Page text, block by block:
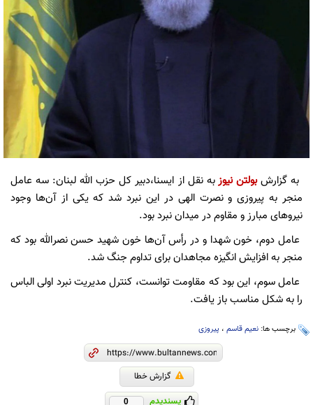
به گزارشبولتن نیوزبه نقل از ایسنا،دبیر کل حزب الله لبنان: سه عامل
منجر به پیروزی و نصرت الهی در این نبرد شد که یکی از آن‌ها وجود
نیروهای مبارز و مقاوم در میدان نبرد بود.
عامل دوم، خون شهدا و در رأس آن‌ها خون شهید حسن نصرالله بود که
منجر به افزایش انگیزه مجاهدان برای تداوم جنگ شد.
عامل سوم، این بود که مقاومت توانست، کنترل مدیریت نبرد اولی الباس
را به شکل مناسب باز یافت.
برچسب ها: نعیم قاسم ، پیروزی
گزارش خطا
پسندیدم 0